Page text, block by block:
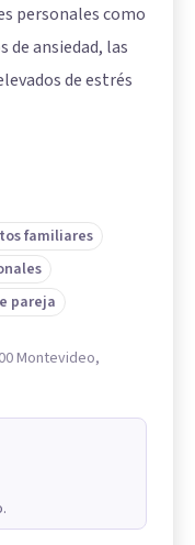
personales como
ansiedad, las
de estrés
familiares
pareja
Montevideo,